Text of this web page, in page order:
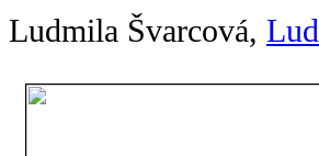
Ludmila Švarcová,